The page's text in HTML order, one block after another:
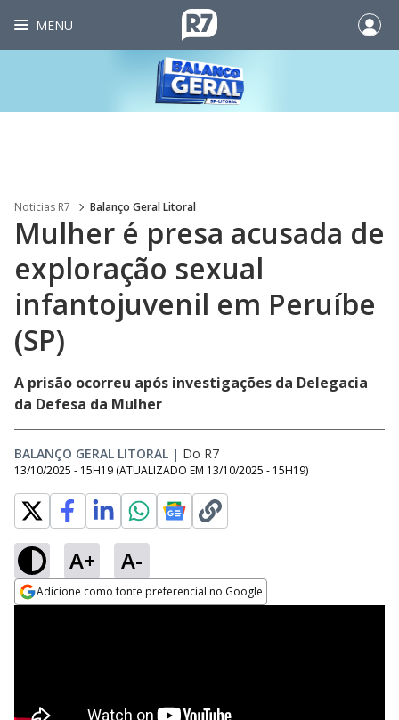
MENU
Noticias R7 Balanço Geral Litoral
Mulher é presa acusada de
exploração sexual
infantojuvenil em Peruíbe
(SP)
A prisão ocorreu após investigações da Delegacia
da Defesa da Mulher
BALANÇO GERAL LITORAL | Do R7
13/10/2025 - 15H19 (ATUALIZADO EM 13/10/2025 - 15H19)
A+ A-
Adicione como fonte preferencial no Google